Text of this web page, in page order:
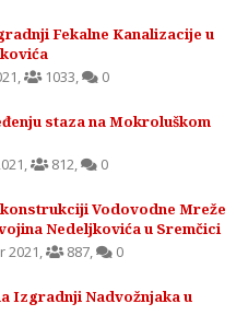
Fekalne Kanalizacije u
, 1033, 0
staza na Mokroluškom
, 812, 0
Vodovodne Mreže
Nedeljkovića u Sremčici
2021, 887, 0
Izgradnji Nadvožnjaka u